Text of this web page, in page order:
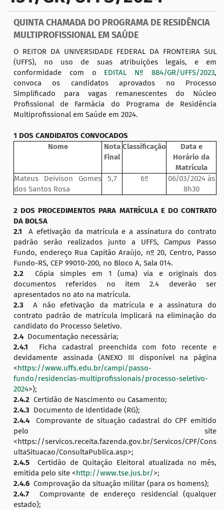
ç
ã
o
QUINTA CHAMADA DO PROGRAMA DE RESIDÊNCIA
MULTIPROFISSIONAL EM SAÚDE
O REITOR DA UNIVERSIDADE FEDERAL DA FRONTEIRA SUL
(UFFS), no uso de suas atribuições legais, e em
conformidade com o EDITAL Nº 884/GR/UFFS/2023,
convoca os candidatos aprovados no Processo
Simplificado para vagas remanescentes do Núcleo
Profissional de Farmácia do Programa de Residência
Multiprofissional em Saúde em 2024.
1 DOS CANDIDATOS CONVOCADOS
Nome
Nota
Final
Classificação
Data e
Horário da
Matrícula
Mateus Deivison Gomes
dos Santos Rosa
5,7 6º
06/03/2024 às
8h30
2 DOS PROCEDIMENTOS PARA MATRÍCULA E DO CONTRATO
DA BOLSA
2.1
A efetivação da matrícula e a assinatura do contrato
padrão serão realizados junto a UFFS, Campus Passo
Fundo, endereço Rua Capitão Araújo, nº 20, Centro, Passo
Fundo-RS, CEP 99010-200, no Bloco A, Sala 014.
2.2
Cópia simples em 1 (uma) via e originais dos
documentos referidos no item 2.4 deverão ser
apresentados no ato na matrícula.
2.3
A não efetivação da matrícula e a assinatura do
contrato padrão de matrícula implicará na eliminação do
candidato do Processo Seletivo.
2.4 Documentação necessária;
2.4.1
Ficha cadastral preenchida com foto recente e
devidamente assinada (ANEXO III disponível na página
<https://www.uffs.edu.br/campi/passo-
fundo/residencias-multiprofissionais/processo-seletivo-
2024>);
2.4.2 Certidão de Nascimento ou Casamento;
2.4.3 Documento de Identidade (RG);
2.4.4
Comprovante de situação cadastral do CPF emitido
pelo site
<https://servicos.receita.fazenda.gov.br/Servicos/CPF/Cons
ultaSituacao/ConsultaPublica.asp>;
2.4.5
Certidão de Quitação Eleitoral atualizada no mês,
emitida pelo site <http://www.tse.jus.br/>;
2.4.6 Comprovação da situação militar (para os homens);
2.4.7
Comprovante de endereço residencial (qualquer
estado);